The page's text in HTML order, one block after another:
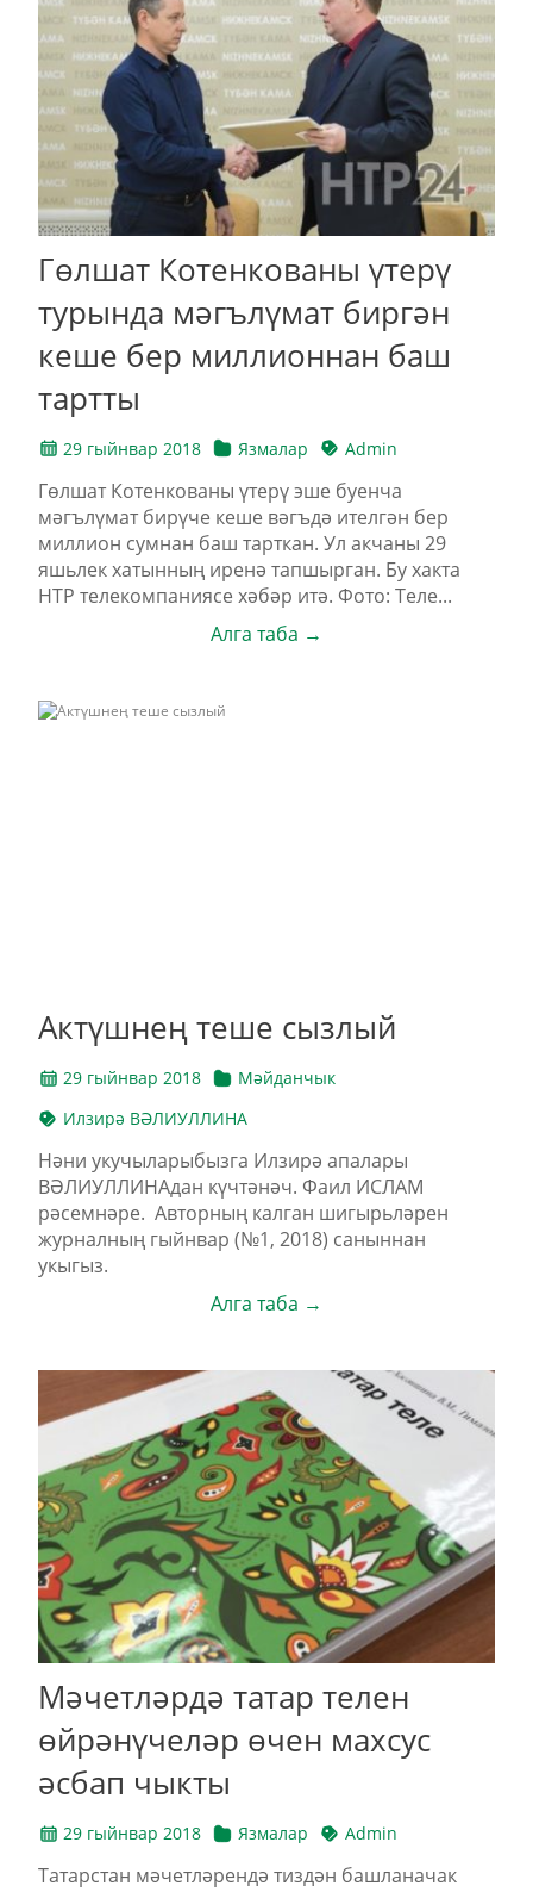
Гөлшат Котенкованы үтерү
турында мәгълүмат биргән
кеше бер миллионнан баш
тартты
29 гыйнвар 2018 Язмалар Admin
Гөлшат Котенкованы үтерү эше буенча
мәгълүмат бирүче кеше вәгъдә ителгән бер
миллион сумнан баш тарткан. Ул акчаны 29
яшьлек хатынның иренә тапшырган. Бу хакта
НТР телекомпаниясе хәбәр итә. Фото: Теле...
Алга таба →
Актүшнең теше сызлый
29 гыйнвар 2018
Мәйданчык
Илзирә ВӘЛИУЛЛИНА
Нәни укучыларыбызга Илзирә апалары
ВӘЛИУЛЛИНАдан күчтәнәч. Фаил ИСЛАМ
рәсемнәре. Авторның калган шигырьләрен
журналның гыйнвар (№1, 2018) саныннан
укыгыз.
Алга таба →
Мәчетләрдә татар телен
өйрәнүчеләр өчен махсус
әсбап чыкты
29 гыйнвар 2018 Язмалар Admin
Татарстан мәчетләрендә тиздән башланачак